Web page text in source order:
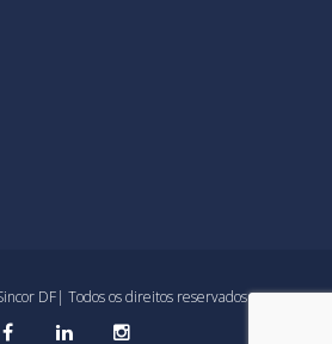
DF| Todos os direitos reservados.